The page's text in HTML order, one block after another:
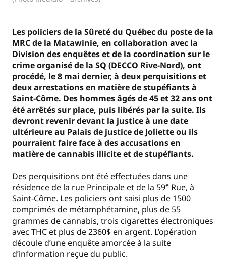
Les policiers de la Sûreté du Québec du poste de la
MRC de la Matawinie, en collaboration avec la
Division des enquêtes et de la coordination sur le
crime organisé de la SQ (DECCO Rive-Nord), ont
procédé, le 8 mai dernier, à deux perquisitions et
deux arrestations en matière de stupéfiants à
Saint-Côme. Des hommes âgés de 45 et 32 ans ont
été arrêtés sur place, puis libérés par la suite. Ils
devront revenir devant la justice à une date
ultérieure au Palais de justice de Joliette ou ils
pourraient faire face à des accusations en
matière de cannabis illicite et de stupéfiants.
Des perquisitions ont été effectuées dans une
résidence de la rue Principale et de la 59e Rue, à
Saint-Côme. Les policiers ont saisi plus de 1500
comprimés de métamphétamine, plus de 55
grammes de cannabis, trois cigarettes électroniques
avec THC et plus de 2360$ en argent. L’opération
découle d’une enquête amorcée à la suite
d’information reçue du public.